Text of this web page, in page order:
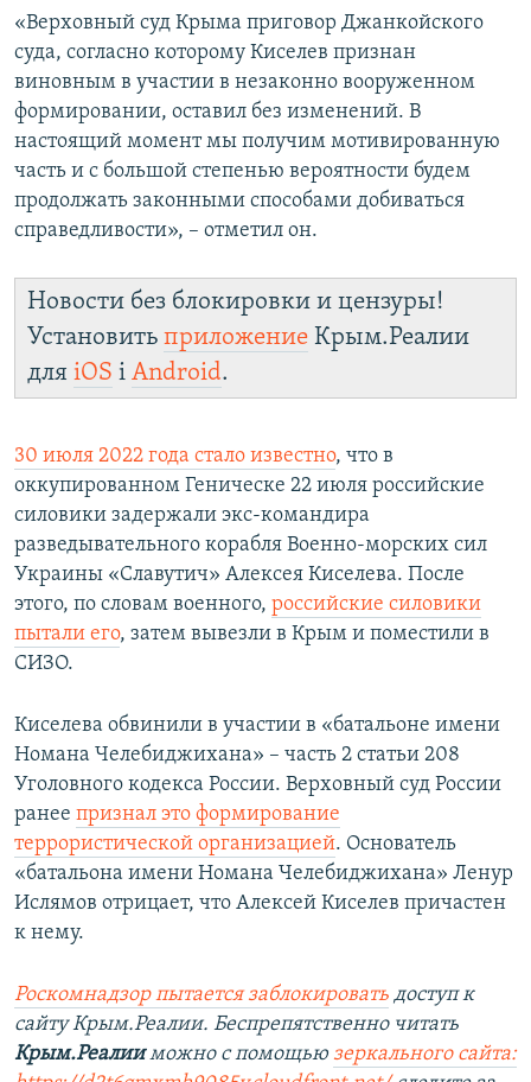
«Верховный суд Крыма приговор Джанкойского
суда, согласно которому Киселев признан
виновным в участии в незаконно вооруженном
формировании, оставил без изменений. В
настоящий момент мы получим мотивированную
часть и с большой степенью вероятности будем
продолжать законными способами добиваться
справедливости», – отметил он.
Новости без блокировки и цензуры!
Установить приложение Крым.Реалии
для iOS і Android.
30 июля 2022 года стало известно, что в
оккупированном Геническе 22 июля российские
силовики задержали экс-командира
разведывательного корабля Военно-морских сил
Украины «Славутич» Алексея Киселева. После
этого, по словам военного, российские силовики
пытали его, затем вывезли в Крым и поместили в
СИЗО.
Киселева обвинили в участии в «батальоне имени
Номана Челебиджихана» – часть 2 статьи 208
Уголовного кодекса России. Верховный суд России
ранее признал это формирование
террористической организацией. Основатель
«батальона имени Номана Челебиджихана» Ленур
Ислямов отрицает, что Алексей Киселев причастен
к нему.
Роскомнадзор пытается заблокировать доступ к
сайту Крым.Реалии. Беспрепятственно читать
Крым.Реалииможно с помощью зеркального сайта: